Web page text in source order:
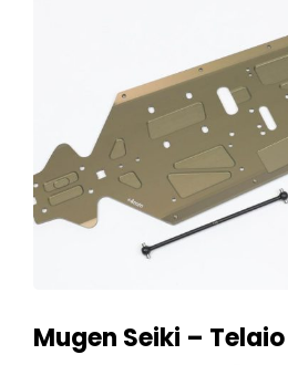
Mugen Seiki –